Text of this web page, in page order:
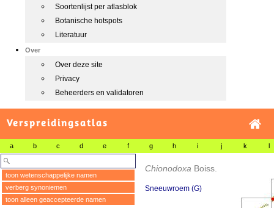
Soortenlijst per atlasblok
Botanische hotspots
Literatuur
Over
Over deze site
Privacy
Beheerders en validatoren
Verspreidingsatlas
a b c d e f g h i j k l
toon wetenschappelijke namen
verberg synoniemen
toon alleen geaccepteerde namen
Chionodoxa Boiss.
Sneeuwroem (G)